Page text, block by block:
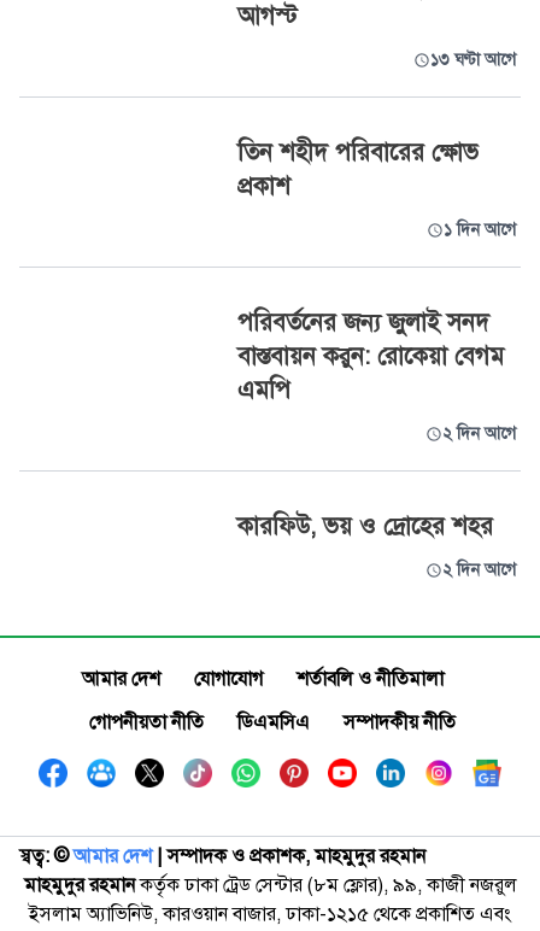
আগস্ট
১৩ ঘণ্টা আগে
তিন শহীদ পরিবারের ক্ষোভ
প্রকাশ
১ দিন আগে
পরিবর্তনের জন্য জুলাই সনদ
বাস্তবায়ন করুন: রোকেয়া বেগম
এমপি
২ দিন আগে
কারফিউ, ভয় ও দ্রোহের শহর
২ দিন আগে
আমার দেশ যোগাযোগ
শর্তাবলি ও নীতিমালা
গোপনীয়তা নীতি
ডিএমসিএ সম্পাদকীয় নীতি
স্বত্ব: ©️আমার দেশ| সম্পাদক ও প্রকাশক, মাহমুদুর রহমান
মাহমুদুর রহমানকর্তৃক ঢাকা ট্রেড সেন্টার (৮ম ফ্লোর), ৯৯, কাজী নজরুল
ইসলাম অ্যাভিনিউ, কারওয়ান বাজার, ঢাকা-১২১৫ থেকে প্রকাশিত এবং